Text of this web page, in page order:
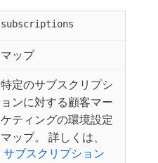
subscriptions
マップ
特定のサブスクリプシ
ョンに対する顧客マー
ケティングの環境設定
マップ。 詳しくは、
​ サブスクリプション ​